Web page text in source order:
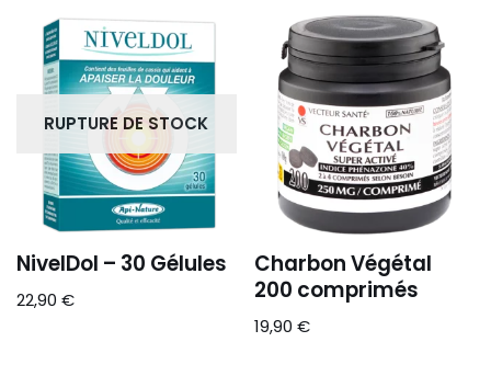
RUPTURE DE STOCK
NivelDol – 30 Gélules
22,90 €
Charbon Végétal
200 comprimés
19,90€